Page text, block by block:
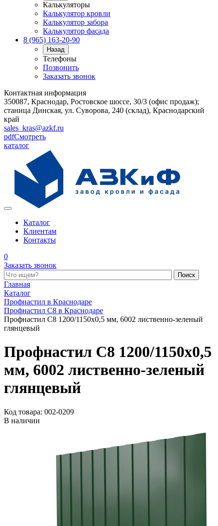
Калькуляторы
Калькулятор кровли
Калькулятор забора
Калькулятор фасада
8 (965) 163-20-90
Назад
Телефоны
Позвонить
Заказать звонок
Контактная информация
350087, Краснодар, Ростовское шоссе, 30/3 (офис продаж);
станица Динская, ул. Суворова, 240 (склад), Краснодарский
край
sales_kras@azkf.ru
pdfСмотреть
каталог
Каталог
Клиентам
Контакты
0
Заказать звонок
Поиск по каталогу
Главная
Каталог
Профнастил в Краснодаре
Профнастил С8 в Краснодаре
Профнастил С8 1200/1150x0,5 мм, 6002 лиственно-зеленый
глянцевый
Профнастил С8 1200/1150x0,5
мм, 6002 лиственно-зеленый
глянцевый
Код товара: 002-0209
В наличии